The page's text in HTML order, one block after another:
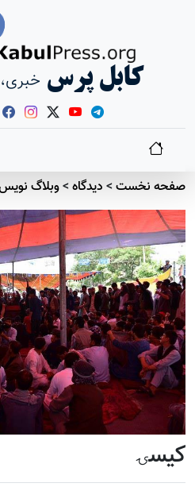
کابل پرس
صفحه نخست> دیدگاه>وبلاگ
کيسۍ